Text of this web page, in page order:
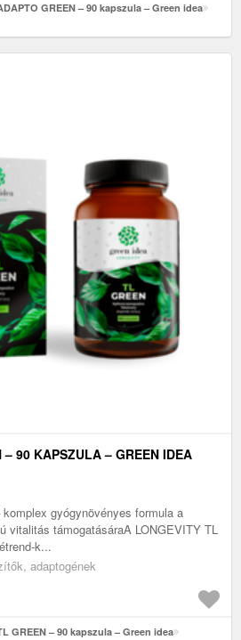
GREEN – 90 kapszula – Green idea
– 90 KAPSZULA – GREEN IDEA
gyógynövényes formula a
vitalitás támogatásáraA LONGEVITY TL
k...
adaptogének
GREEN – 90 kapszula – Green idea